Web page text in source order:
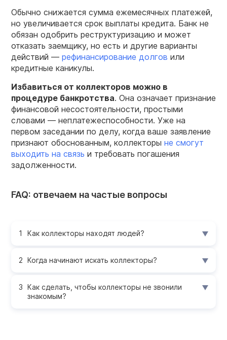
Обычно снижается сумма ежемесячных платежей,
но увеличивается срок выплаты кредита. Банк не
обязан одобрить реструктуризацию и может
отказать заемщику, но есть и другие варианты
действий — рефинансирование долгов или
кредитные каникулы.
Избавиться от коллекторов можно в
процедуре банкротства. Она означает признание
финансовой несостоятельности, простыми
словами — неплатежеспособности. Уже на
первом заседании по делу, когда ваше заявление
признают обоснованным, коллекторы не смогут
выходить на связь и требовать погашения
задолженности.
FAQ: отвечаем на частые вопросы
Как коллекторы находят людей?
Когда начинают искать коллекторы?
Как сделать, чтобы коллекторы не звонили
знакомым?